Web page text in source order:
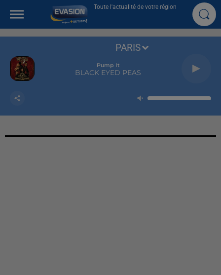
Toute l'actualité de votre région
Pump It
BLACK EYED PEAS
PARIS